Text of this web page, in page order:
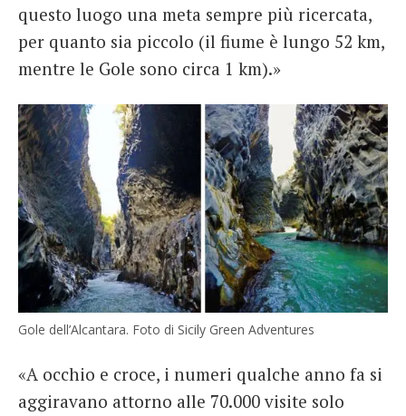
questo luogo una meta sempre più ricercata,
per quanto sia piccolo (il fiume è lungo 52 km,
mentre le Gole sono circa 1 km).»
Gole dell’Alcantara. Foto di Sicily Green Adventures
«A occhio e croce, i numeri qualche anno fa si
aggiravano attorno alle 70.000 visite solo